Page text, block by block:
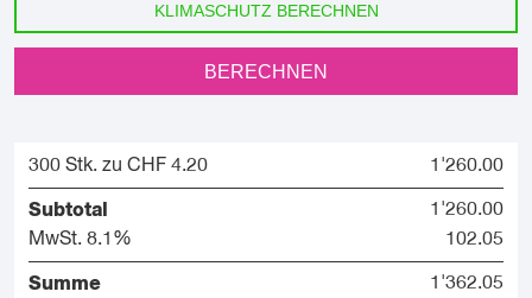
KLIMASCHUTZ BERECHNEN
BERECHNEN
300 Stk. zu CHF 4.20 1'260.00
Subtotal
1'260.00
MwSt. 8.1%
102.05
Summe 1'362.05